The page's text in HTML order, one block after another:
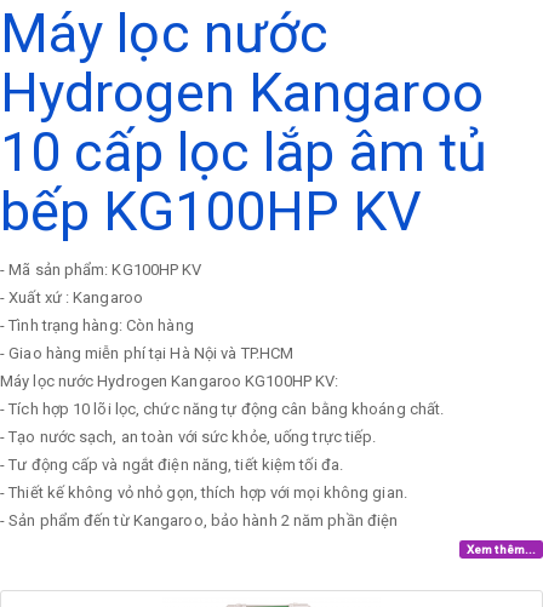
Máy lọc nước
Hydrogen Kangaroo
10 cấp lọc lắp âm tủ
bếp KG100HP KV
- Mã sản phẩm: KG100HP KV
- Xuất xứ : Kangaroo
- Tình trạng hàng: Còn hàng
- Giao hàng miễn phí tại Hà Nội và TP.HCM
Máy lọc nước Hydrogen Kangaroo KG100HP KV:
- Tích hợp 10 lõi lọc, chức năng tự động cân bằng khoáng chất.
- Tạo nước sạch, an toàn với sức khỏe, uống trực tiếp.
- Tư động cấp và ngắt điện năng, tiết kiệm tối đa.
- Thiết kế không vỏ nhỏ gọn, thích hợp với mọi không gian.
- Sản phẩm đến từ Kangaroo, bảo hành 2 năm phần điện
Xem thêm...